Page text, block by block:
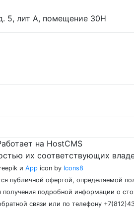
5, лит А, помещение 30Н
на HostCMS
их соответствующих
и App icon by Icons8
публичной офертой, определяемой
подробной информации о
связи или по телефону